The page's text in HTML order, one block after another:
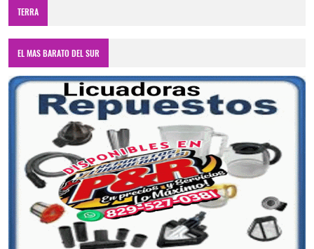
TERRA
EL MAS BARATO DEL SUR